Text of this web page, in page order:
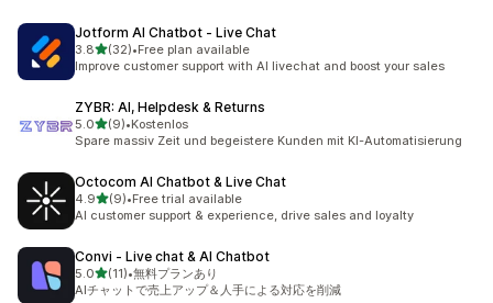
Jotform AI Chatbot ‑ Live Chat
3.85つ星中
(32)
合計レビュー数：32件
•Free plan available
Improve customer support with AI livechat and boost your sales
ZYBR: AI, Helpdesk & Returns
5.05つ星中
(9)
合計レビュー数：9件
•Kostenlos
Spare massiv Zeit und begeistere Kunden mit KI-Automatisierung
Octocom AI Chatbot & Live Chat
4.95つ星中
(9)
合計レビュー数：9件
•Free trial available
AI customer support & experience, drive sales and loyalty
Convi ‑ Live chat & AI Chatbot
5.05つ星中
(11)
合計レビュー数：11件
•無料プランあり
AIチャットで売上アップ＆人手による対応を削減